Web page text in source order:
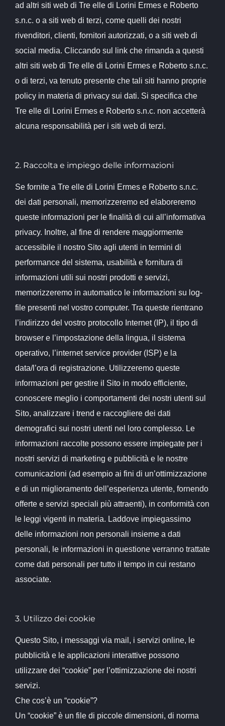
ad altri siti web di Tre elle di Lorini Ermes e Roberto
s.n.c. o a siti web di terzi, come quelli dei nostri
rivenditori, clienti, fornitori autorizzati, o a siti web di
social media. Cliccando sul link che rimanda a questi
altri siti web di Tre elle di Lorini Ermes e Roberto s.n.c.
o di terzi, va tenuto presente che tali siti hanno proprie
policy in materia di privacy sui dati. Si specifica che
Tre elle di Lorini Ermes e Roberto s.n.c. non accetterà
alcuna responsabilità per i siti web di terzi.
2. Raccolta e impiego delle informazioni
Se fornite a Tre elle di Lorini Ermes e Roberto s.n.c.
dei dati personali, memorizzeremo ed elaboreremo
queste informazioni per le finalità di cui all’informativa
privacy. Inoltre, al fine di rendere maggiormente
accessibile il nostro Sito agli utenti in termini di
performance del sistema, usabilità e fornitura di
informazioni utili sui nostri prodotti e servizi,
memorizzeremo in automatico le informazioni su log-
file presenti nel vostro computer. Tra queste rientrano
l’indirizzo del vostro protocollo Internet (IP), il tipo di
browser e l’impostazione della lingua, il sistema
operativo, l’internet service provider (ISP) e la
data/l’ora di registrazione. Utilizzeremo queste
informazioni per gestire il Sito in modo efficiente,
conoscere meglio i comportamenti dei nostri utenti sul
Sito, analizzare i trend e raccogliere dei dati
demografici sui nostri utenti nel loro complesso. Le
informazioni raccolte possono essere impiegate per i
nostri servizi di marketing e pubblicità e le nostre
comunicazioni (ad esempio ai fini di un’ottimizzazione
e di un miglioramento dell’esperienza utente, fornendo
offerte e servizi speciali più attraenti), in conformità con
le leggi vigenti in materia. Laddove impiegassimo
delle informazioni non personali insieme a dati
personali, le informazioni in questione verranno trattate
come dati personali per tutto il tempo in cui restano
associate.
3. Utilizzo dei cookie
Questo Sito, i messaggi via mail, i servizi online, le
pubblicità e le applicazioni interattive possono
utilizzare dei “cookie” per l’ottimizzazione dei nostri
servizi.
Che cos’è un “cookie”?
Un “cookie” è un file di piccole dimensioni, di norma